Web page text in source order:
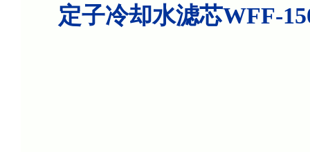
定子冷却水滤芯WFF-